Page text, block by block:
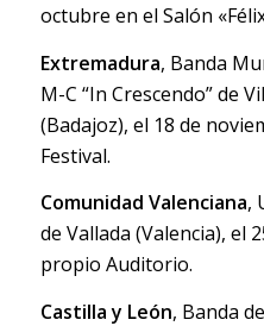
octubre en el Salón
Extremadura, Banda
M-C “In Crescendo” de
(Badajoz), el 18 de
Festival.
Comunidad Valenciana,
de Vallada (Valencia), el
propio Auditorio.
Castilla y León, Banda